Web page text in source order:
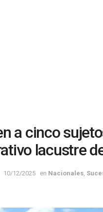
a cinco
lacustre
10/12/2025 en Nacionales